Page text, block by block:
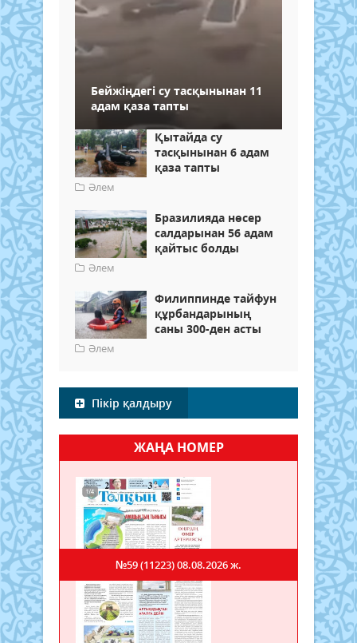
Бейжіңдегі су тасқынынан 11
адам қаза тапты
Қытайда су
тасқынынан 6 адам
қаза тапты
Әлем
Бразилияда нөсер
салдарынан 56 адам
қайтыс болды
Әлем
Филиппинде тайфун
құрбандарының
саны 300-ден асты
Әлем
Пікір қалдыру
ЖАҢА НОМЕР
№59 (11223)08.08.2026 ж.